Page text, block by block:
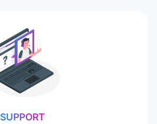
SUPPORT